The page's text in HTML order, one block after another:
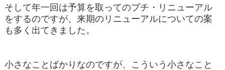
そして年一回は予算を取ってのプチ・リニューアル
をするのですが、来期のリニューアルについての案
も多く出てきました。
小さなことばかりなのですが、こういう小さなこと